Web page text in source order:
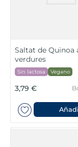
Saltat de Quinoa
verdures
Sin lactosa Vegano
3,79 €